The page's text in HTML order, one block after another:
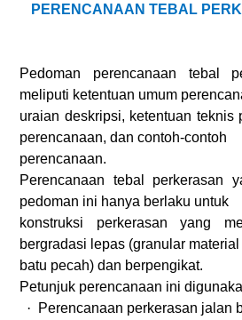
PERENCANAAN TEBAL
Pedoman perencanaan tebal
meliputi ketentuan umum
uraian deskripsi, ketentuan teknis
perencanaan, dan contoh-contoh
perencanaan.
Perencanaan tebal perkerasan
pedoman ini hanya berlaku untuk
konstruksi perkerasan yang
bergradasi lepas (granular material
batu pecah) dan berpengikat.
Petunjuk perencanaan ini
·
Perencanaan perkerasan jalan